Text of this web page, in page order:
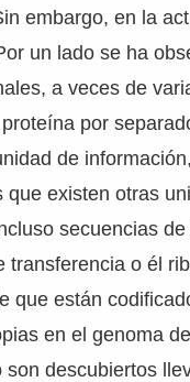
embargo, en la
un lado se ha
a veces de
por
de
existen otras
secuencias
transferencia o él
que están
en el genoma
descubiertos